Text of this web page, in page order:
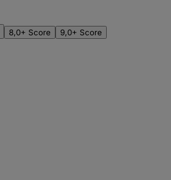
8,0+ Score 9,0+ Score